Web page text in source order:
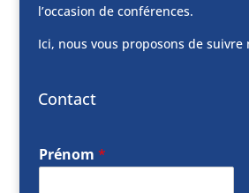
l’occasion de conférences.
Ici, nous vous proposons de suivre
Contact
Prénom *